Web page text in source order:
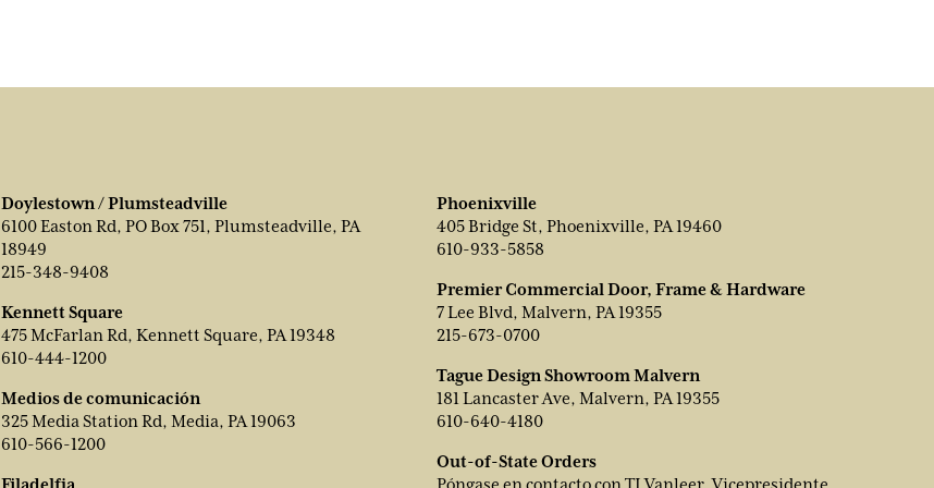
Doylestown / Plumsteadville
6100 Easton Rd, PO Box 751, Plumsteadville, PA
18949
215-348-9408
Kennett Square
475 McFarlan Rd, Kennett Square, PA 19348
610-444-1200
Medios de comunicación
325 Media Station Rd, Media, PA 19063
610-566-1200
Phoenixville
405 Bridge St, Phoenixville, PA 19460
610-933-5858
Premier Commercial Door, Frame & Hardware
7 Lee Blvd, Malvern, PA 19355
215-673-0700
Tague Design Showroom Malvern
181 Lancaster Ave, Malvern, PA 19355
610-640-4180
Out-of-State Orders